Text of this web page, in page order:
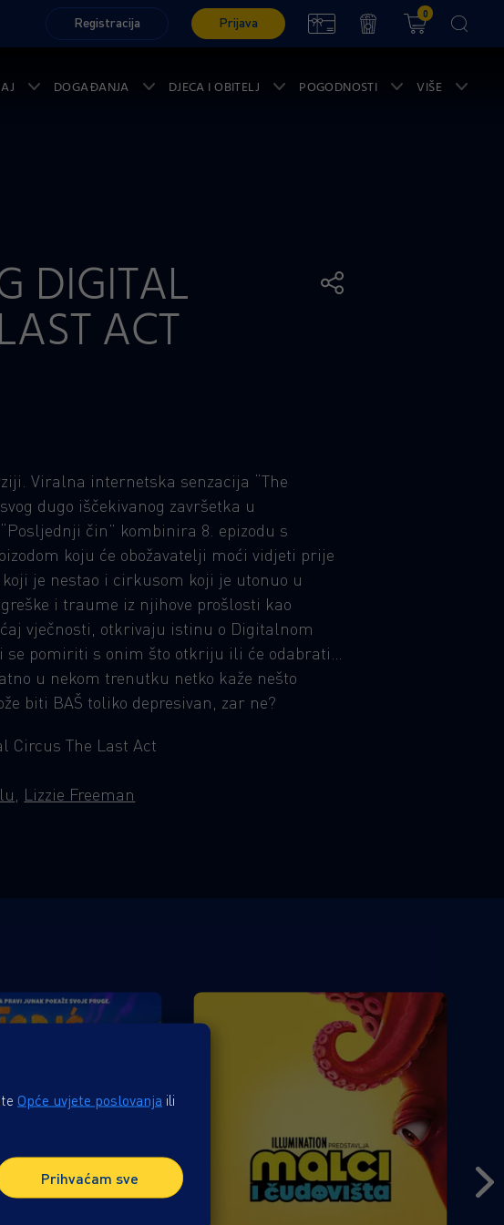
Registracija Prijava
0
DOGAĐANJA DJECA I OBITELJ POGODNOSTI VIŠE
DIGITAL
ACT
Viralna internetska senzacija “The
dugo iščekivanog završetka u
čin” kombinira 8. epizodu s
koju će obožavatelji moći vidjeti prije
je nestao i cirkusom koji je utonuo u
i traume iz njihove prošlosti kao
vječnosti, otkrivaju istinu o Digitalnom
se pomiriti s onim što otkriju ili će odabrati…
u nekom trenutku netko kaže nešto
biti BAŠ toliko depresivan, zar ne?
Circus The Last Act
Lizzie Freeman
Opće uvjete poslovanja ili
Prihvaćam sve